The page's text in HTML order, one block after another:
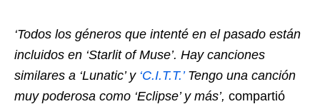
‘Todos los géneros que intenté en el pasado están
incluidos en ‘Starlit of Muse’. Hay canciones
similares a ‘Lunatic’ y ‘C.I.T.T.’Tengo una canción
muy poderosa como ‘Eclipse’ y más’, compartió